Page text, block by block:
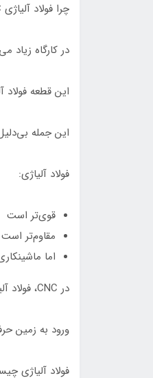
چرا فولاد آلیاژی CNCکارها را به چالش می‌کشد؟
در کارگاه زیاد
این قطعه فولاد
این جمله
فولاد آلیاژی:
قوی‌تر است
مقاوم‌تر است
اما
در CNC، فولاد آلیاژی یعنی:
ورود به زمین
فولاد آلیاژی